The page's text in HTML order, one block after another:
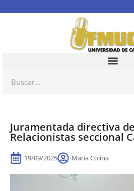
Juramentada directiva
Relacionistas seccional
19/09/2025 Maria Colina